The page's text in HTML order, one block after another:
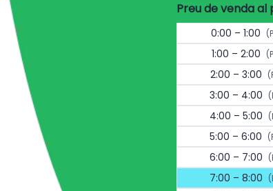
Preu de venda al
0:00 – 1:00
1:00 – 2:00
2:00 – 3:00
3:00 – 4:00
4:00 – 5:00
5:00 – 6:00
6:00 – 7:00
7:00 – 8:00